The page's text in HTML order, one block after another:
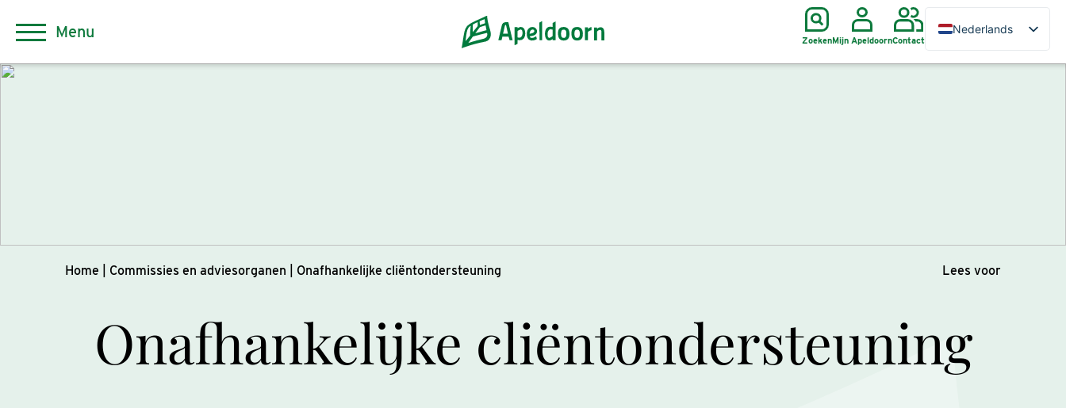
Menu ZoekenMijn ApeldoornContact
Nederlands
Home Commissies en adviesorganen Onafhankelijke cliëntondersteuning Lees voor
Onafhankelijke cliëntondersteuning